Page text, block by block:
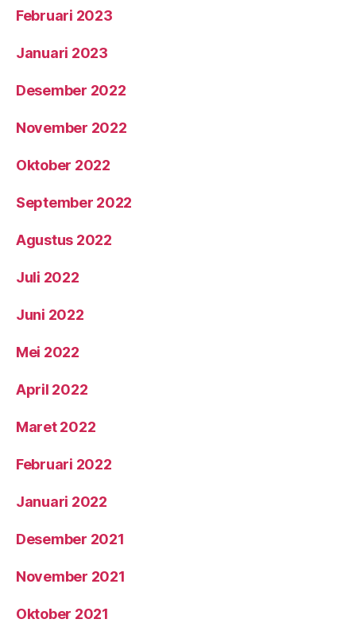
Februari 2023
Januari 2023
Desember 2022
November 2022
Oktober 2022
September 2022
Agustus 2022
Juli 2022
Juni 2022
Mei 2022
April 2022
Maret 2022
Februari 2022
Januari 2022
Desember 2021
November 2021
Oktober 2021